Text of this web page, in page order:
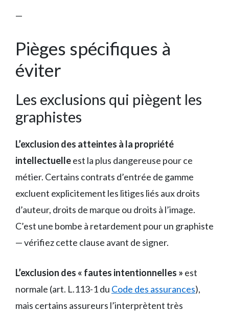
—
Pièges spécifiques à
éviter
Les exclusions qui piègent les
graphistes
L’exclusion des atteintes à la propriété
intellectuelleest la plus dangereuse pour ce
métier. Certains contrats d’entrée de gamme
excluent explicitement les litiges liés aux droits
d’auteur, droits de marque ou droits à l’image.
C’est une bombe à retardement pour un graphiste
— vérifiez cette clause avant de signer.
L’exclusion des « fautes intentionnelles » est
normale (art. L.113-1 du Code des assurances),
mais certains assureurs l’interprètent très